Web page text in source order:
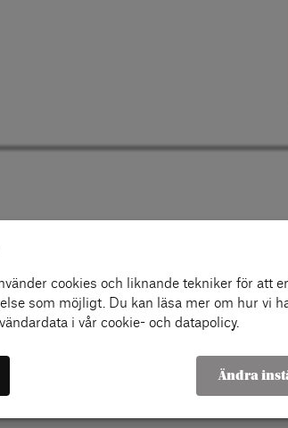
cookies och liknande tekniker för att
som möjligt. Du kan läsa mer om hur vi
i vår cookie- och datapolicy.
Ändra